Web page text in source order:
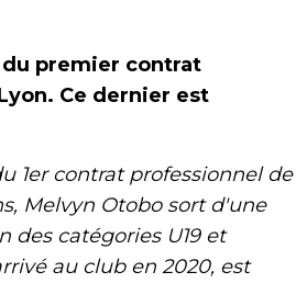
premier contrat
Ce dernier est
1er contrat professionnel de
Melvyn Otobo sort d'une
des catégories U19 et
au club en 2020, est